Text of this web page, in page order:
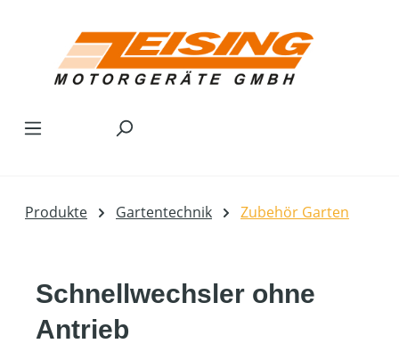
Produkte Gartentechnik Zubehör Garten
Schnellwechsler ohne
Antrieb